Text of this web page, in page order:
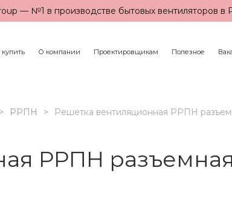
— №1 в производстве бытовых вентиляторов в
купить О компании Проектировщикам Полезное
РРПН Решетка вентиляционная РРПН
РРПН